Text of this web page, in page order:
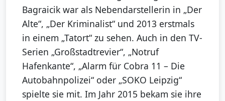
Bagraicik war als Nebendarstellerin in „Der
Alte“, „Der Kriminalist“ und 2013 erstmals
in einem „Tatort“ zu sehen. Auch in den TV-
Serien „Großstadtrevier“, „Notruf
Hafenkante“, „Alarm für Cobra 11 – Die
Autobahnpolizei“ oder „SOKO Leipzig“
spielte sie mit. Im Jahr 2015 bekam sie ihre